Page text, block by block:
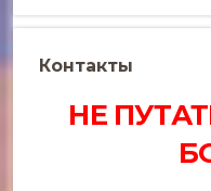
Контакты
НЕ